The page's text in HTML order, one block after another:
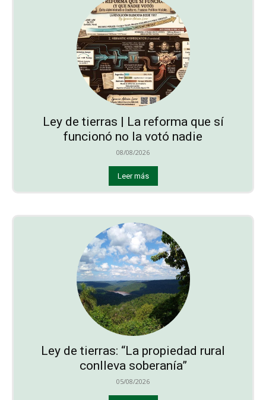
Ley de tierras | La reforma que sí
funcionó no la votó nadie
08/08/2026
Leer más
Ley de tierras: “La propiedad rural
conlleva soberanía”
05/08/2026